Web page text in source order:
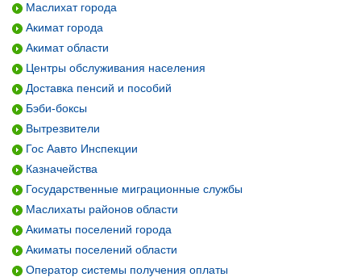
Маслихат города
Акимат города
Акимат области
Центры обслуживания населения
Доставка пенсий и пособий
Бэби-боксы
Вытрезвители
Гос Аавто Инспекции
Казначейства
Государственные миграционные службы
Маслихаты районов области
Акиматы поселений города
Акиматы поселений области
Оператор системы получения оплаты